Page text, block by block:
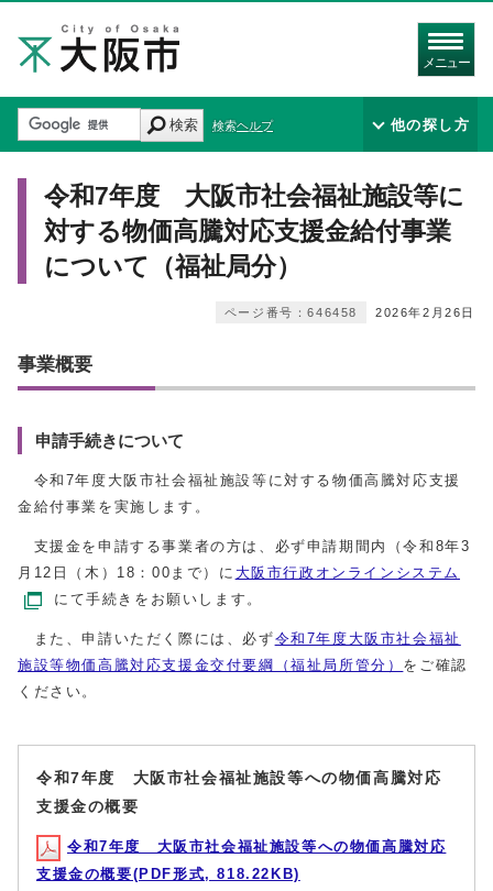
メニュー
検索 検索ヘルプ 他の探し方
令和7年度 大阪市社会福祉施設等に
対する物価高騰対応支援金給付事業
について（福祉局分）
2026年2月26日
ページ番号：646458
事業概要
申請手続きについて
令和7年度大阪市社会福祉施設等に対する物価高騰対応支援
金給付事業を実施します。
支援金を申請する事業者の方は、必ず申請期間内（令和8年3
月12日（木）18：00まで）に 大阪市行政オンラインシステム
にて手続きをお願いします。
また、申請いただく際には、必ず令和7年度大阪市社会福祉
施設等物価高騰対応支援金交付要綱（福祉局所管分） をご確認
ください。
令和7年度 大阪市社会福祉施設等への物価高騰対応
支援金の概要
令和7年度 大阪市社会福祉施設等への物価高騰対応
支援金の概要(PDF形式, 818.22KB)